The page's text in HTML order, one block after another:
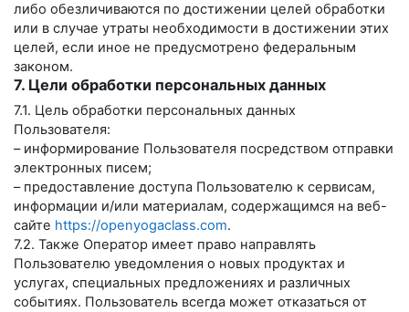
либо обезличиваются по достижении целей обработки
или в случае утраты необходимости в достижении этих
целей, если иное не предусмотрено федеральным
законом.
7. Цели обработки персональных данных
7.1. Цель обработки персональных данных
Пользователя:
– информирование Пользователя посредством отправки
электронных писем;
– предоставление доступа Пользователю к сервисам,
информации и/или материалам, содержащимся на веб-
сайте https://openyogaclass.com.
7.2. Также Оператор имеет право направлять
Пользователю уведомления о новых продуктах и
услугах, специальных предложениях и различных
событиях. Пользователь всегда может отказаться от